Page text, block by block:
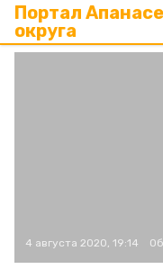
Портал
округа
4 августа 2020, 19:14